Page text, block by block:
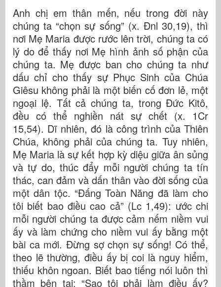
Anh chị em thân mến, nếu trong đời này
chúng ta “chọn sự sống” (x. Đnl 30,19), thì
nơi Mẹ Maria được rước lên trời, chúng ta có
lý do để thấy nơi Mẹ hình ảnh số phận của
chúng ta. Mẹ được ban cho chúng ta như
dấu chỉ cho thấy sự Phục Sinh của Chúa
Giêsu không phải là một biến cố đơn lẻ, một
ngoại lệ. Tất cả chúng ta, trong Đức Kitô,
đều có thể nghiền nát sự chết (x. 1Cr
15,54). Dĩ nhiên, đó là công trình của Thiên
Chúa, không phải của chúng ta. Tuy nhiên,
Mẹ Maria là sự kết hợp kỳ diệu giữa ân sủng
và tự do, thúc đẩy mỗi người chúng ta tín
thác, can đảm và dấn thân vào đời sống của
một dân tộc. “Đấng Toàn Năng đã làm cho
tôi biết bao điều cao cả” (Lc 1,49): ước chi
mỗi người chúng ta được cảm nếm niềm vui
ấy và làm chứng cho niềm vui ấy bằng một
bài ca mới. Đừng sợ chọn sự sống! Có thể,
theo lẽ thường, điều ấy bị coi là nguy hiểm,
thiếu khôn ngoan. Biết bao tiếng nói luôn thì
thầm bên tai: “Sao tôi phải làm điều ấy?